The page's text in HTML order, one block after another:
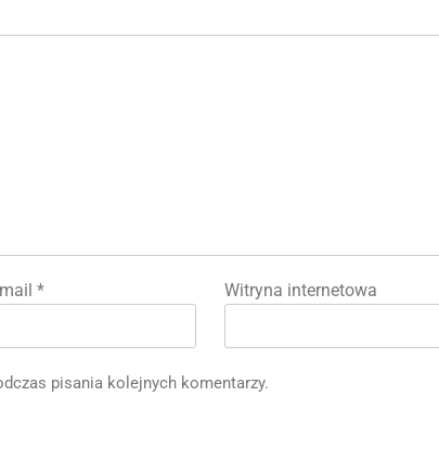
* Witryna internetowa
pisania kolejnych komentarzy.